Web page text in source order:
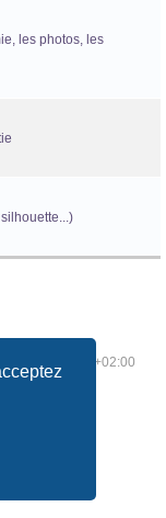
les photos, les
au format UTC+02:00